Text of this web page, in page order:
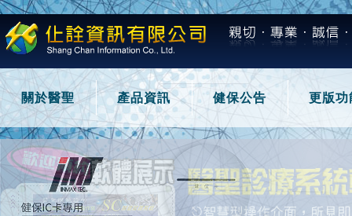
關於醫聖 產品資訊 健保公告 更版功